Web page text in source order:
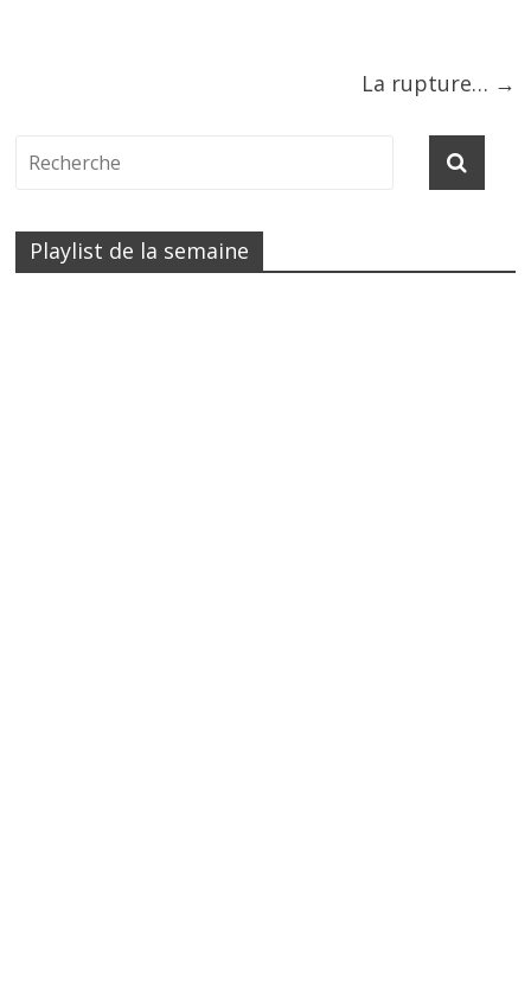
La rupture… →
Playlist de la semaine